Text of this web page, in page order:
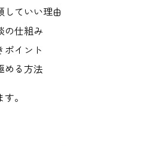
していい理由
の仕組み
ポイント
める方法
。